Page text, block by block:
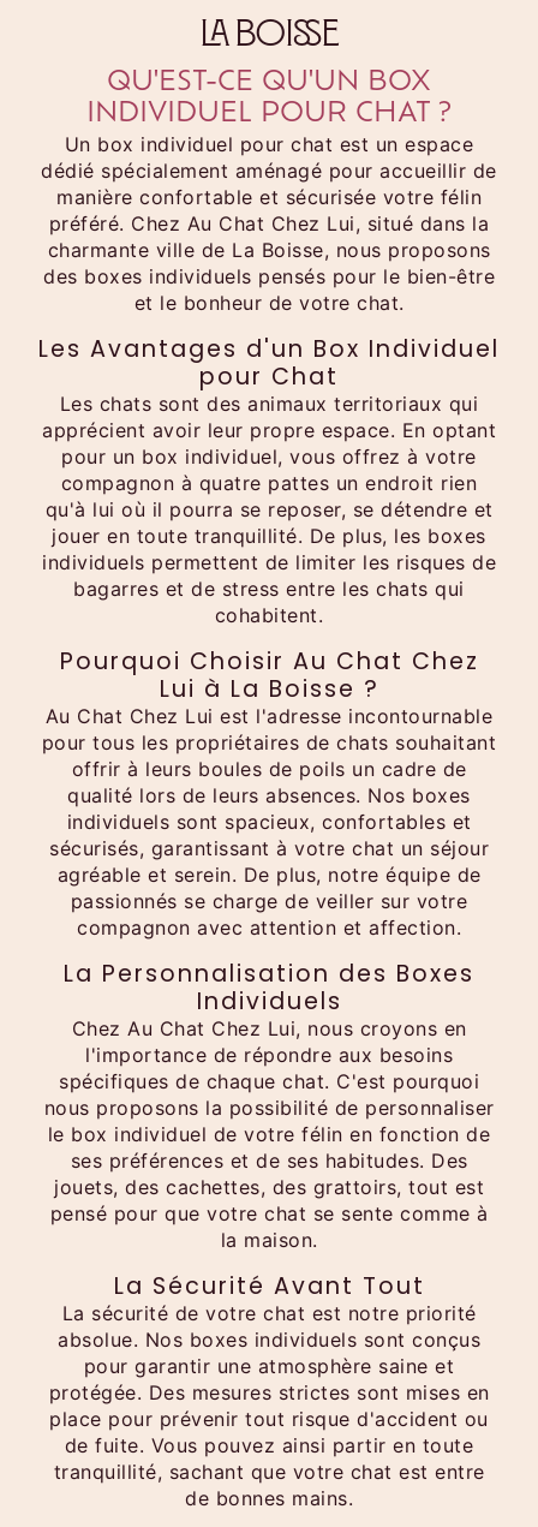
La Boisse
QU'EST-CE QU'UN BOX
INDIVIDUEL POUR CHAT ?
Un box individuel pour chat est un espace
dédié spécialement aménagé pour accueillir de
manière confortable et sécurisée votre félin
préféré. Chez Au Chat Chez Lui, situé dans la
charmante ville de La Boisse, nous proposons
des boxes individuels pensés pour le bien-être
et le bonheur de votre chat.
Les Avantages d'un Box Individuel
pour Chat
Les chats sont des animaux territoriaux qui
apprécient avoir leur propre espace. En optant
pour un box individuel, vous offrez à votre
compagnon à quatre pattes un endroit rien
qu'à lui où il pourra se reposer, se détendre et
jouer en toute tranquillité. De plus, les boxes
individuels permettent de limiter les risques de
bagarres et de stress entre les chats qui
cohabitent.
Pourquoi Choisir Au Chat Chez
Lui à La Boisse ?
Au Chat Chez Lui est l'adresse incontournable
pour tous les propriétaires de chats souhaitant
offrir à leurs boules de poils un cadre de
qualité lors de leurs absences. Nos boxes
individuels sont spacieux, confortables et
sécurisés, garantissant à votre chat un séjour
agréable et serein. De plus, notre équipe de
passionnés se charge de veiller sur votre
compagnon avec attention et affection.
La Personnalisation des Boxes
Individuels
Chez Au Chat Chez Lui, nous croyons en
l'importance de répondre aux besoins
spécifiques de chaque chat. C'est pourquoi
nous proposons la possibilité de personnaliser
le box individuel de votre félin en fonction de
ses préférences et de ses habitudes. Des
jouets, des cachettes, des grattoirs, tout est
pensé pour que votre chat se sente comme à
la maison.
La Sécurité Avant Tout
La sécurité de votre chat est notre priorité
absolue. Nos boxes individuels sont conçus
pour garantir une atmosphère saine et
protégée. Des mesures strictes sont mises en
place pour prévenir tout risque d'accident ou
de fuite. Vous pouvez ainsi partir en toute
tranquillité, sachant que votre chat est entre
de bonnes mains.